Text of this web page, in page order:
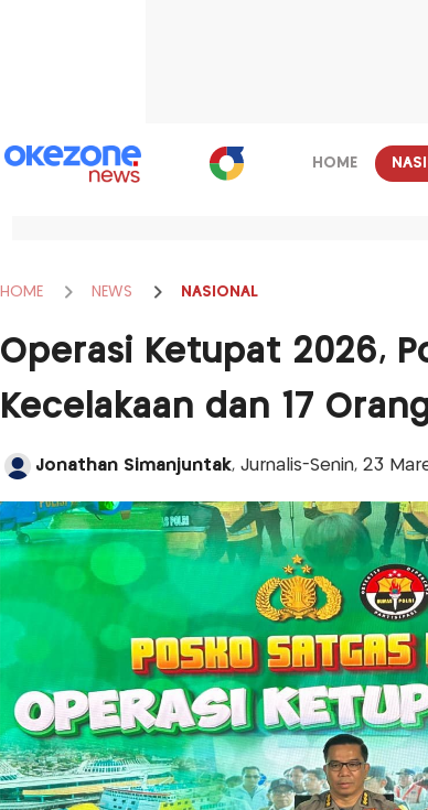
HOME
HOME NEWS NASIONAL
Operasi Ketupat 2026,
Kecelakaan dan 17
Jonathan Simanjuntak, Jurnalis-Senin, 23